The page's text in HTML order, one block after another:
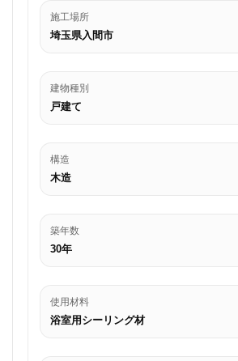
施工場所
埼玉県入間市
建物種別
戸建て
構造
木造
築年数
30年
使用材料
浴室用シーリング材